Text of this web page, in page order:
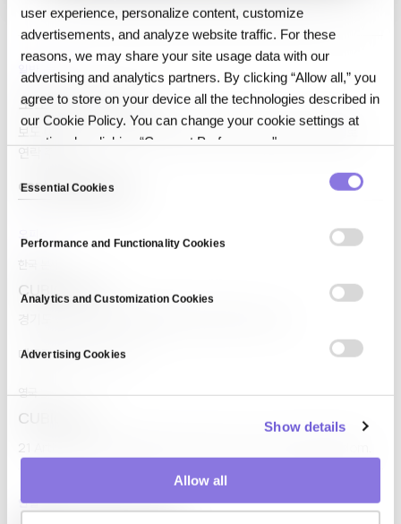
user experience, personalize content, customize
advertisements, and analyze website traffic. For these
reasons, we may share your site usage data with our
advertising and analytics partners. By clicking “Allow all,” you
agree to store on your device all the technologies described in
our Cookie Policy. You can change your cookie settings at
any time by clicking “Consent Preferences."
Essential Cookies
Performance and Functionality Cookies
Analytics and Customization Cookies
Advertising Cookies
Show details
Allow all
일반 문의
보도·미디어·리서치
보도·미디어, 리서치 협업, 또는 폼으로 다루지 않는 문의는 이메일로
연락 주세요.
contact@cubig.ai
CUBIG Corp
대표전화 02-582-1113
영국
CUBIG Ltd
21 Arthur Street, Belfast, Antrim, BT1 4GA, United Kingdom.
연결